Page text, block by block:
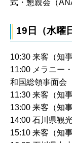
式・懇親会（
19日（水曜
10:30 来客（知事
11:00 メラニー
和国総領事面会
11:30 来客（知事
13:00 来客（知事
14:00 石川県観
15:10 来客（知事